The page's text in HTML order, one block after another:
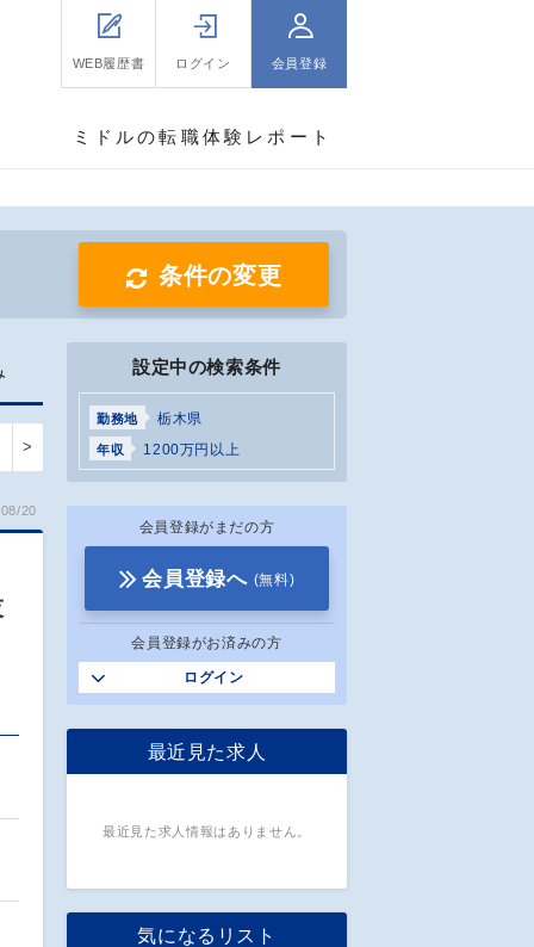
WEB履歴書 ログイン 会員登録
ミドルの転職体験レポート
条件の変更
>
20
設定中の検索条件
勤務地 栃木県
年収 1200万円以上
会員登録がまだの方
会員登録へ (無料)
会員登録がお済みの方
ログイン
最近見た求人
最近見た求人情報はありません。
気になるリスト